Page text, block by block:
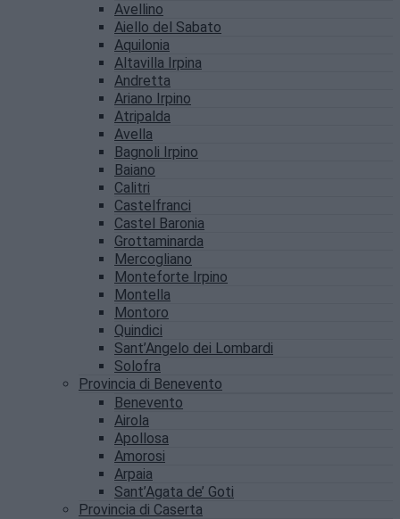
Avellino
Aiello del Sabato
Aquilonia
Altavilla Irpina
Andretta
Ariano Irpino
Atripalda
Avella
Bagnoli Irpino
Baiano
Calitri
Castelfranci
Castel Baronia
Grottaminarda
Mercogliano
Monteforte Irpino
Montella
Montoro
Quindici
Sant’Angelo dei Lombardi
Solofra
Provincia di Benevento
Benevento
Airola
Apollosa
Amorosi
Arpaia
Sant’Agata de’ Goti
Provincia di Caserta